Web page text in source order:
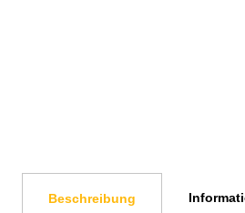
Beschreibung